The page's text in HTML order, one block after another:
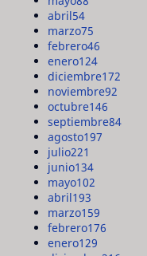
abril54
marzo75
febrero46
enero124
diciembre172
noviembre92
octubre146
septiembre84
agosto197
julio221
junio134
mayo102
abril193
marzo159
febrero176
enero129